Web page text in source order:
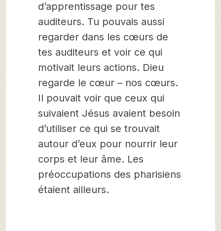
d’apprentissage pour tes
auditeurs. Tu pouvais aussi
regarder dans les cœurs de
tes auditeurs et voir ce qui
motivait leurs actions. Dieu
regarde le cœur – nos cœurs.
Il pouvait voir que ceux qui
suivaient Jésus avaient besoin
d’utiliser ce qui se trouvait
autour d’eux pour nourrir leur
corps et leur âme. Les
préoccupations des pharisiens
étaient ailleurs.